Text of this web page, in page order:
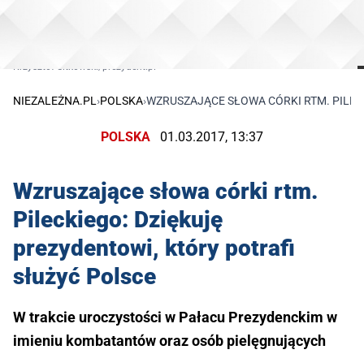
NIEZALEŻNA.PL ›POLSKA›WZRUSZAJĄCE SŁOWA CÓRKI RTM.
POLSKA 01.03.2017, 13:37
Wzruszające słowa córki rtm.
Pileckiego: Dziękuję
prezydentowi, który potrafi
służyć Polsce
W trakcie uroczystości w Pałacu Prezydenckim w
imieniu kombatantów oraz osób pielęgnujących